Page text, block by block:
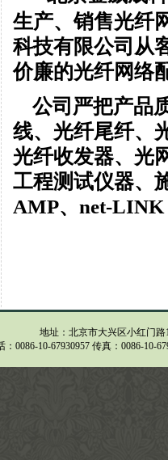
SC 双工适配器 SC 多模适配器
生产、销售光纤
科技有限公司从
价廉的光纤网络
公司严把产品
线、光纤尾纤、
光纤收发器、光
工程测试仪器、
AMP、net-LINK
地址：北京市大兴区小红门路
：0086-10-67930957 传真：0086-10-